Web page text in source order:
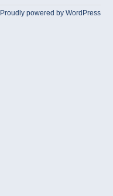
Proudly powered by WordPress